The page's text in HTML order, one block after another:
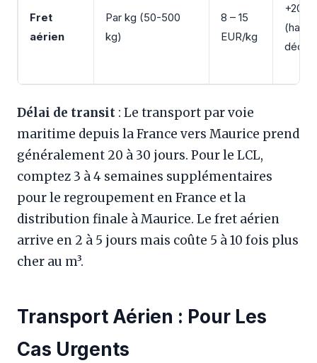
Fret
aérien
Par kg (50-500
kg)
8 – 15
EUR/kg
+200-
Délai de transit : Le transport par voie
maritime depuis la France vers Maurice prend
généralement 20 à 30 jours. Pour le LCL,
comptez 3 à 4 semaines supplémentaires
pour le regroupement en France et la
distribution finale à Maurice. Le fret aérien
arrive en 2 à 5 jours mais coûte 5 à 10 fois plus
cher au m³.
Transport Aérien : Pour Les
Cas Urgents